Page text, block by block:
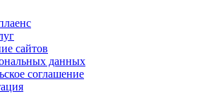
сайтов
данных
соглашение